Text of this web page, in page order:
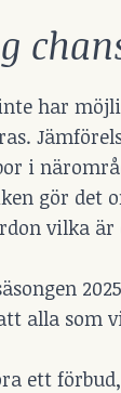
har
i
gör det
vilka
alla som
ett